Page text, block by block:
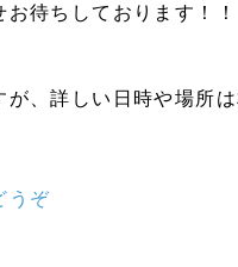
待ちしております！！
、詳しい日時や場所は
うぞ